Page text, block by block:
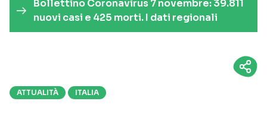
Bollettino Coronavirus 7 novembre: 39.811
nuovi casi e 425 morti. I dati regionali
ATTUALITÀ ITALIA